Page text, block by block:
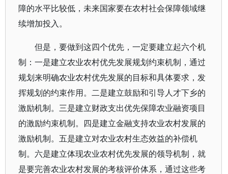
障的水平比较低，未来国家要在农村社会保障领域继
续增加投入。
但是，要做到这四个优先，一定要建立起六个机
制：一是建立农业农村优先发展规划约束机制，通过
规划来明确农业农村优先发展的目标和具体要求，发
挥规划的约束作用。二是建立鼓励和引导人才下乡的
激励机制。三是建立财政支出优先保障农业融资项目
的激励约束机制。四是建立金融支持农业农村发展的
激励机制。五是建立对农业农村生态效益的补偿机
制。六是建立体现农业农村优先发展的领导机制，就
是要完善农业农村发展的考核评价体系，通过这些考